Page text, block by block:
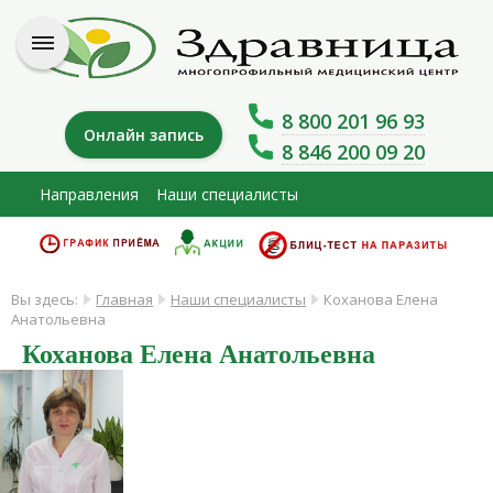
Онлайн запись
8 800 201 96 93
8 846 200 09 20
Направления Наши специалисты
Вы здесь: Главная Наши специалисты
Коханова Елена
Анатольевна
Коханова Елена Анатольевна